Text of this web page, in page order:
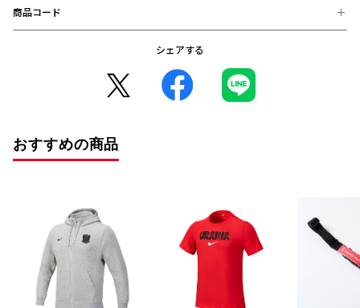
【サイズ】
※お届け後の、お客様都合による、返品、交換は出来ません。ご注意く
ださい。
メーカー・機種・画面設定等により、実際の商品の色と異なって見える
※デザインなどの仕様が予告なく変更になることがございます。
○コンビニ決済をご利用のお客様へ○
自動的にキャンセルとなりますので、十分にご注意下さい。
※2020年12月1日から、振り込み期限が7日から3日に短縮となりまし
商品コード
シェアする
おすすめの商品